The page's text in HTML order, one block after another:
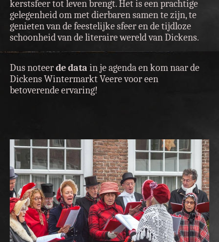
kerstsfeer tot leven brengt. Het is een prachtige
gelegenheid om met dierbaren samen te zijn, te
genieten van de feestelijke sfeer en de tijdloze
schoonheid van de literaire wereld van Dickens.
Dus noteerde data in je agenda en kom naar de
Dickens Wintermarkt Veere voor een
betoverende ervaring!